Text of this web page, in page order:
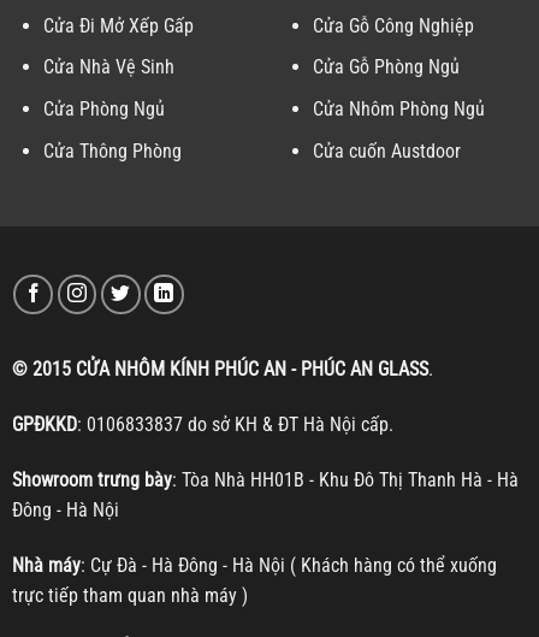
Cửa Đi Mở Xếp Gấp
Cửa Nhà Vệ Sinh
Cửa Phòng Ngủ
Cửa Thông Phòng
Cửa Gỗ Công Nghiệp
Cửa Gỗ Phòng Ngủ
Cửa Nhôm Phòng Ngủ
Cửa cuốn Austdoor
© 2015 CỬA NHÔM KÍNH PHÚC AN - PHÚC AN GLASS.
GPĐKKD: 0106833837 do sở KH & ĐT Hà Nội cấp.
Showroom trưng bày: Tòa Nhà HH01B - Khu Đô Thị Thanh Hà - Hà
Đông - Hà Nội
Nhà máy: Cự Đà - Hà Đông - Hà Nội ( Khách hàng có thể xuống
trực tiếp tham quan nhà máy )